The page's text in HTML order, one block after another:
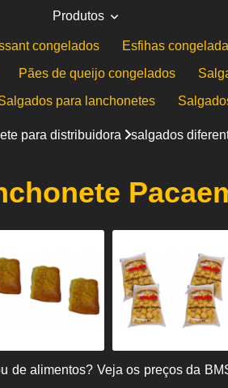
Produtos
congelados Esfihas
Pães de queijo congelados
para lanchonetes
para distribuidora salgados
de alimentos? Veja os preços da